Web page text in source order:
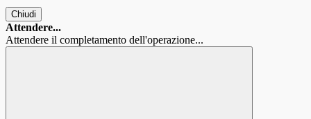
Chiudi
Attendere...
Attendere il completamento dell'operazione...